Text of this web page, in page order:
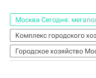
Москва Сегодня:
Комплекс городского
Городское хозяйство